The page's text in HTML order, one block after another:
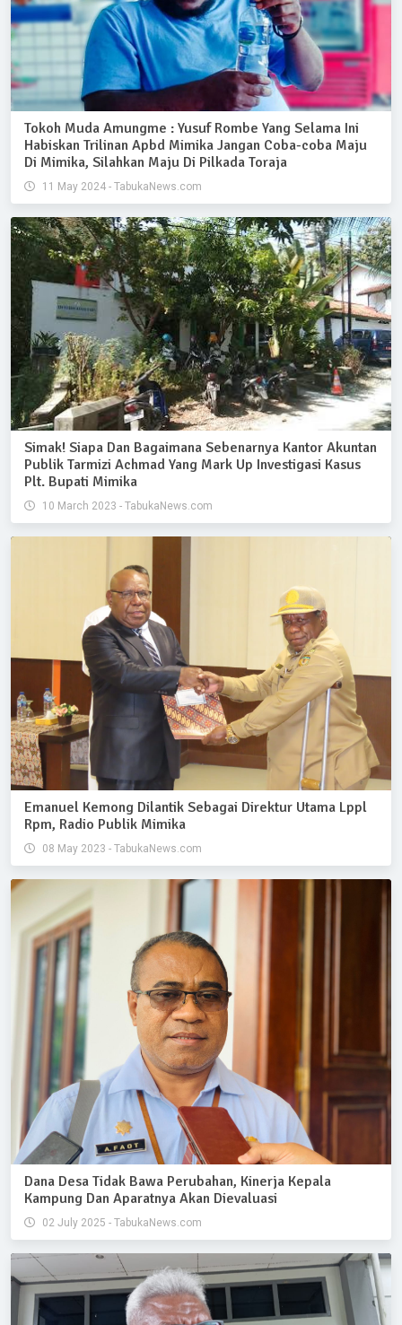
Tokoh Muda Amungme : Yusuf Rombe Yang Selama Ini
Habiskan Trilinan Apbd Mimika Jangan Coba-coba Maju
Di Mimika, Silahkan Maju Di Pilkada Toraja
11 May 2024 - TabukaNews.com
Simak! Siapa Dan Bagaimana Sebenarnya Kantor Akuntan
Publik Tarmizi Achmad Yang Mark Up Investigasi Kasus
Plt. Bupati Mimika
10 March 2023 - TabukaNews.com
Emanuel Kemong Dilantik Sebagai Direktur Utama Lppl
Rpm, Radio Publik Mimika
08 May 2023 - TabukaNews.com
Dana Desa Tidak Bawa Perubahan, Kinerja Kepala
Kampung Dan Aparatnya Akan Dievaluasi
02 July 2025 - TabukaNews.com